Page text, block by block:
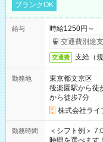
ブランクOK
給与
時給1250円～
交通費別途
交通費 支給（
勤務地
東京都文京区
後楽園駅から徒
から徒歩7分
株式会社ライ
勤務時間
＜シフト例＞ 7:00～
時間を選べます